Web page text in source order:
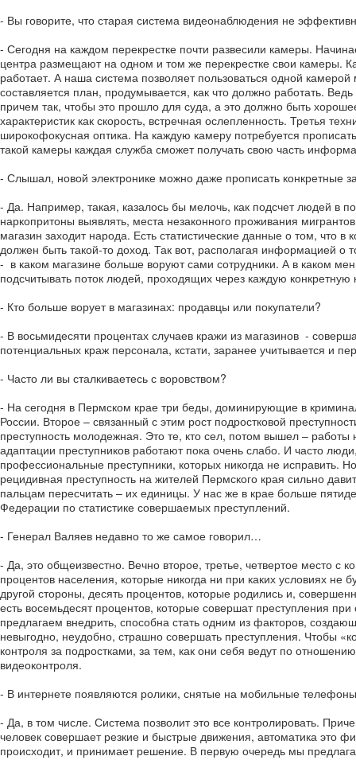
- Вы говорите, что старая система видеонаблюдения не
- Сегодня на каждом перекрестке почти развесили камеры.
центра размещают на одном и том же перекрестке свои камеры.
работает. А наша система позволяет пользоваться одной
составляется план, продумывается, как что должно работать.
причем так, чтобы это прошло для суда, а это должно быть
характеристик как скорость, встречная ослепленность. Третья
широкофокусная оптика. На каждую камеру потребуется
такой камеры каждая служба сможет получать свою часть
- Слышал, новой электронике можно даже прописать конкретные
- Да. Например, такая, казалось бы мелочь, как подсчет людей в
наркопритоны выявлять, места незаконного проживания
магазин заходит народа. Есть статистические данные о том, что
должен быть такой-то доход. Так вот, располагая информацией о
- в каком магазине больше воруют сами сотрудники. А в каком
подсчитывать поток людей, проходящих через каждую
- Кто больше ворует в магазинах: продавцы или покупатели?
- В восьмидесяти процентах случаев кражи из магазинов -
потенциальных краж персонала, кстати, заранее учитывается и
- Часто ли вы сталкиваетесь с воровством?
- На сегодня в Пермском крае три беды, доминирующие в
России. Второе – связанный с этим рост подростковой
преступность молодежная. Это те, кто сел, потом вышел –
адаптации преступников работают пока очень слабо. И часто
профессиональные преступники, которых никогда не исправить.
рецидивная преступность на жителей Пермского края сильно
пальцам пересчитать – их единицы. У нас же в крае больше
Федерации по статистике совершаемых преступлений.
- Генерал Валяев недавно то же самое говорил…
- Да, это общеизвестно. Вечно второе, третье, четвертое место
процентов населения, которые никогда ни при каких условиях
другой стороны, десять процентов, которые родились и,
есть восемьдесят процентов, которые совершат преступления
предлагаем внедрить, способна стать одним из факторов,
невыгодно, неудобно, страшно совершать преступления. Чтобы
контроля за подростками, за тем, как они себя ведут по
видеоконтроля.
- В интернете появляются ролики, снятые на мобильные
- Да, в том числе. Система позволит это все контролировать.
человек совершает резкие и быстрые движения, автоматика это
происходит, и принимает решение. В первую очередь мы